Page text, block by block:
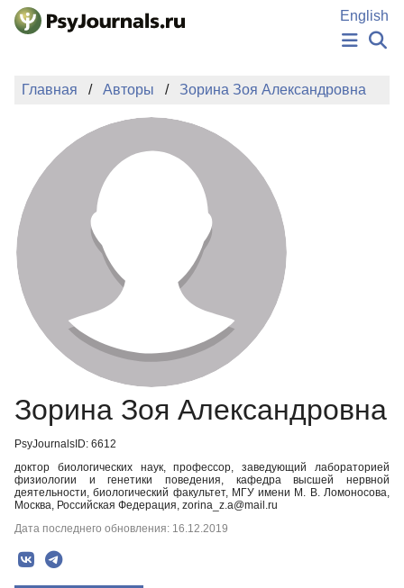
Перейти к основному содержанию
English
НОВОСТИ
АВТОРЫ
ПОДАТЬ РУКОПИСЬ
БАЗА ЗНАНИЙ
КЛЮЧЕВЫЕ СЛОВА
Регистрация
Главная Авторы Зорина Зоя Александровна
Зорина Зоя Александровна
PsyJournalsID: 6612
доктор биологических наук, профессор, заведующий лабораторией
физиологии и генетики поведения, кафедра высшей нервной
деятельности, биологический факультет, МГУ имени М. В. Ломоносова,
Москва, Российская Федерация, zorina_z.a@mail.ru
Дата последнего обновления: 16.12.2019